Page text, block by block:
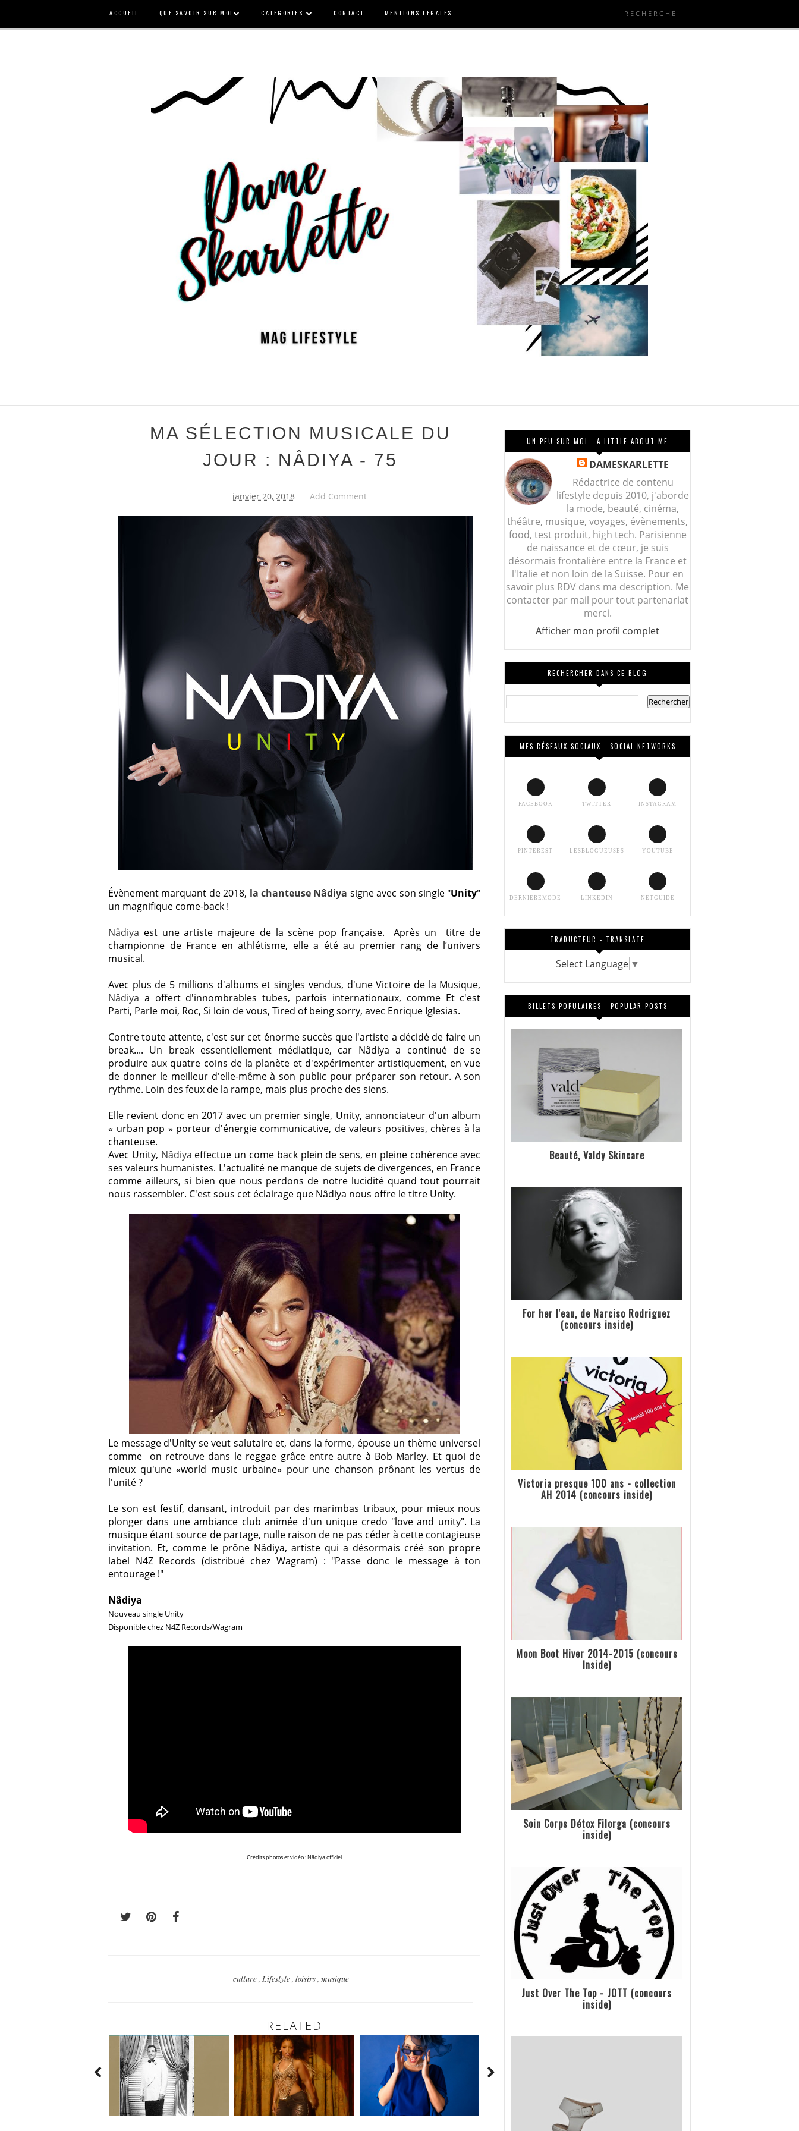
ACCUEIL QUE SAVOIR SUR MOI CATEGORIES CONTACT MENTIONS LEGALES
MA SÉLECTION MUSICALE DU
JOUR : NÂDIYA - 75
janvier 20, 2018 Add Comment
Évènement marquant de 2018, la chanteuse Nâdiya signe avec son single "Unity"
un magnifique come-back !
Nâdiya est une artiste majeure de la scène pop française.
Après un titre de
championne de France en athlétisme, elle a été au premier rang de l’univers
musical.
Avec plus de 5 millions d'albums et singles vendus, d'une Victoire de la Musique,
Nâdiya a offert d'innombrables tubes, parfois internationaux, comme Et c'est
Parti, Parle moi, Roc, Si loin de vous, Tired of being sorry, avec Enrique Iglesias.
Contre toute attente, c'est sur cet énorme succès que l'artiste a décidé de faire un
break.... Un break essentiellement médiatique, car Nâdiya a continué de se
produire aux quatre coins de la planète et d'expérimenter artistiquement, en vue
de donner le meilleur d'elle-même à son public pour préparer son retour. A son
rythme. Loin des feux de la rampe, mais plus proche des siens.
Elle revient donc en 2017 avec un premier single, Unity, annonciateur d'un album
« urban pop » porteur d'énergie communicative, de valeurs positives, chères à la
chanteuse.
Avec Unity, Nâdiya effectue un come back plein de sens, en pleine cohérence avec
ses valeurs humanistes. L'actualité ne manque de sujets de divergences, en France
comme ailleurs, si bien que nous perdons de notre lucidité quand tout pourrait
nous rassembler. C'est sous cet éclairage que Nâdiya nous offre le titre Unity.
Le message d'Unity se veut salutaire et, dans la forme, épouse un thème universel
comme on retrouve dans le reggae grâce entre autre à Bob Marley. Et quoi de
mieux qu'une «world music urbaine» pour une chanson prônant les vertus de
l'unité ?
Le son est festif, dansant, introduit par des marimbas tribaux, pour mieux nous
plonger dans une ambiance club animée d'un unique credo "love and unity". La
musique étant source de partage, nulle raison de ne pas céder à cette contagieuse
invitation. Et, comme le prône Nâdiya, artiste qui a désormais créé son propre
label N4Z Records (distribué chez Wagram) : "Passe donc le message à ton
entourage !"
Nâdiya
Nouveau single Unity
Disponible chez N4Z Records/Wagram
Crédits photos et vidéo :Nâdiya officiel
culture, Lifestyle, loisirs, musique
RELATED
UN PEU SUR MOI - A LITTLE ABOUT ME
DAMESKARLETTE
Rédactrice de contenu
lifestyle depuis 2010, j'aborde
la mode, beauté, cinéma,
théâtre, musique, voyages, évènements,
food, test produit, high tech. Parisienne
de naissance et de cœur, je suis
désormais frontalière entre la France et
l'Italie et non loin de la Suisse. Pour en
savoir plus RDV dans ma description. Me
contacter par mail pour tout partenariat
merci.
Afficher mon profil complet
RECHERCHER DANS CE BLOG
MES RÉSEAUX SOCIAUX - SOCIAL NETWORKS
FACEBOOK TWITTER INSTAGRAM
PINTEREST LESBLOGUEUSES YOUTUBE
DERNIEREMODE LINKEDIN NETGUIDE
TRADUCTEUR - TRANSLATE
Select Language ▼
BILLETS POPULAIRES - POPULAR POSTS
Beauté, Valdy Skincare
For her l'eau, de Narciso Rodriguez
(concours inside)
Victoria presque 100 ans - collection
AH 2014 (concours inside)
Moon Boot Hiver 2014-2015 (concours
Inside)
Soin Corps Détox Filorga (concours
inside)
Just Over The Top - JOTT (concours
inside)